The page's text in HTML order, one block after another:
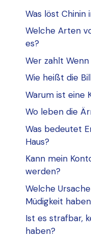
Was löst Chinin
Welche Arten
es?
Wer zahlt
Wie heißt die
Warum ist eine
Wo leben die
Was bedeutet
Haus?
Kann mein
werden?
Welche
Müdigkeit
Ist es strafbar,
haben?